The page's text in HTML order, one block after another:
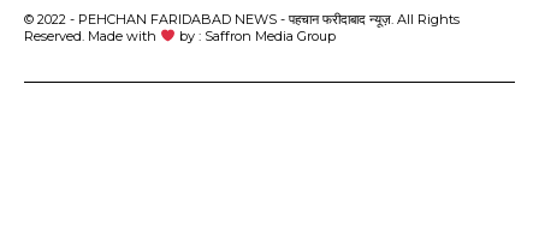
© 2022 - PEHCHAN FARIDABAD NEWS - पहचान फरीदाबाद न्यूज़. All Rights
Reserved. Made with
by : Saffron Media Group